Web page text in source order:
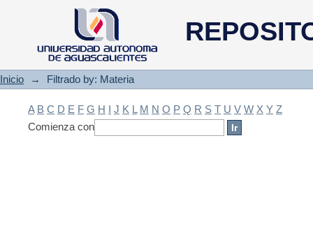
Filtrado by: Materia
Inicio → Filtrado by: Materia
A B C D E F G H I J K L M N O P Q R S T U V W X Y Z
Comienza con